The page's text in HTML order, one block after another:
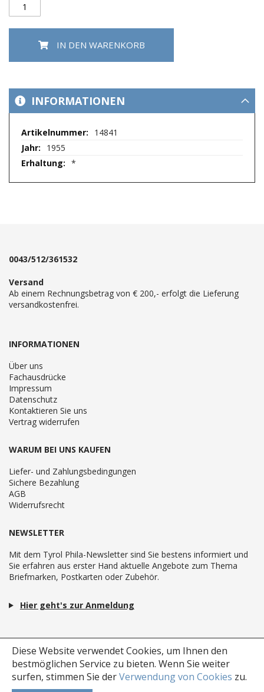
Diese Website verwendet Cookies, um Ihnen den
bestmöglichen Service zu bieten. Wenn Sie weiter
surfen, stimmen Sie derVerwendung von Cookies zu.
IN DEN WARENKORB
INFORMATIONEN
Mehr
14841
1955
*
0043/512/361532
Versand
Ab einem Rechnungsbetrag von € 200,- erfolgt die Lieferung
versandkostenfrei.
INFORMATIONEN
Über uns
Fachausdrücke
Impressum
Datenschutz
Kontaktieren Sie uns
Vertrag widerrufen
WARUM BEI UNS KAUFEN
Liefer- und Zahlungsbedingungen
Sichere Bezahlung
AGB
Widerrufsrecht
NEWSLETTER
Mit dem Tyrol Phila-Newsletter sind Sie bestens informiert und
Sie erfahren aus erster Hand aktuelle Angebote zum Thema
Briefmarken, Postkarten oder Zubehör.
Hier geht's zur Anmeldung